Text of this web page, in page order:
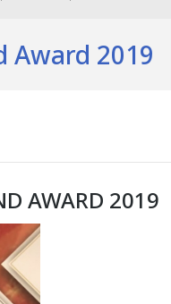
Award 2019
AWARD 2019